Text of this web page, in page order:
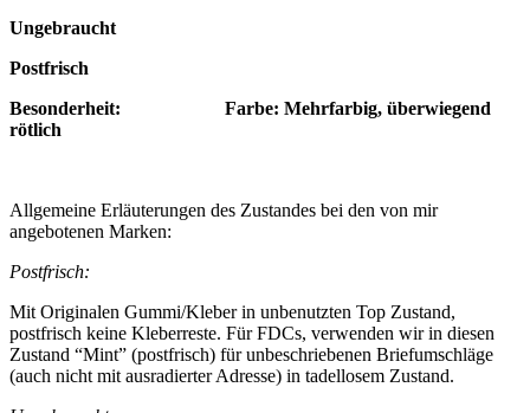
Ungebraucht
Postfrisch
Besonderheit: Farbe: Mehrfarbig, überwiegend
rötlich
Allgemeine Erläuterungen des Zustandes bei den von mir
angebotenen Marken:
Postfrisch:
Mit Originalen Gummi/Kleber in unbenutzten Top Zustand,
postfrisch keine Kleberreste. Für FDCs, verwenden wir in diesen
Zustand “Mint” (postfrisch) für unbeschriebenen Briefumschläge
(auch nicht mit ausradierter Adresse) in tadellosem Zustand.